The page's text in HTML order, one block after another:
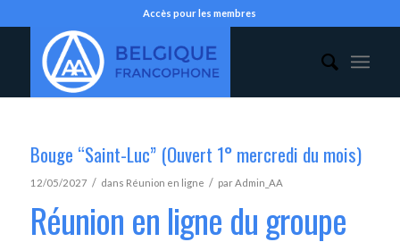
Accès pour les membres
Bouge “Saint-Luc” (Ouvert 1° mercredi du mois)
12/05/2027 / dans Réunion en ligne / parAdmin_AA
Réunion en ligne du groupe